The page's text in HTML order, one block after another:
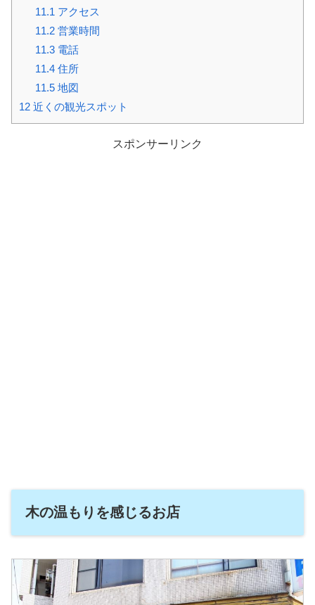
11.1 アクセス
11.2営業時間
11.3電話
11.4住所
11.5地図
12 近くの観光スポット
スポンサーリンク
木の温もりを感じるお店